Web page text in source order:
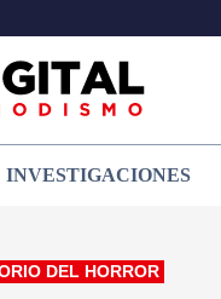
INVESTIGACIONES
DEL HORROR